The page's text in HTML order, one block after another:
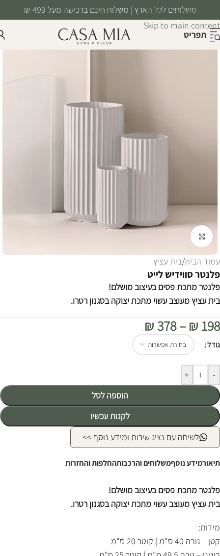
Skip to navigation
Skip to main content
משלוחים לכל הארץ | משלוח חינם ברכישה מעל 499 ₪
תפריט
לחצו להגדלה
עמוד הבית/בית עציץ
פלנטר סווידיש לייט
פלנטר מתכת פסים בעיצוב מושלם!
בית עציץ מעוצב עשוי מתכת יצוקה בסגנון רטרו.
₪ 198
–
₪378
גודל
-
+
הוספה לסל
לקנות עכשיו
Alternative:
לשיחה עם נציג שירות ומידע נוסף >>
תיאורמידע נוסףמשלוחים והרכבותהחלפות והחזרות
פלנטר מתכת פסים בעיצוב מושלם!
בית עציץ מעוצב עשוי מתכת יצוקה בסגנון רטרו.
מידות:
קטן – גובה 40 ס"מ | קוטר 20 ס"מ